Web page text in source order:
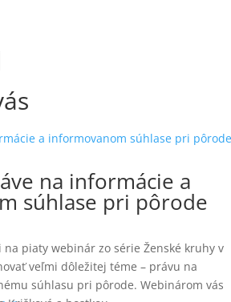
na informácie a
súhlase pri pôrode
na piaty webinár zo série Ženské kruhy v
veľmi dôležitej téme – právu na
súhlasu pri pôrode. Webinárom vás